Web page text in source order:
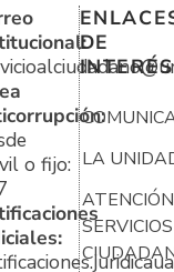
o fijo:
DE
INTERÉS
LA
ATENCIÓN
SERVICIOS